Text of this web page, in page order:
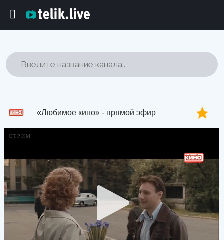
«Любимое кино» - прямой эфир